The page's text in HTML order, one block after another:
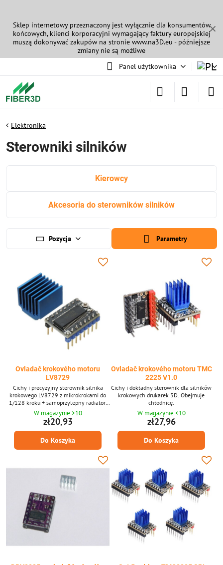
✕
Sklep internetowy przeznaczony jest wyłącznie dla konsumentów
końcowych, klienci korporacyjni wymagający faktury europejskiej
muszą dokonywać zakupów na stronie www.na3D.eu - późniejsze
zmiany nie są możliwe
Panel użytkownika
Elektronika
Sterowniki silników
Kierowcy
Akcesoria do sterowników silników
Pozycja Parametry
Ovladač krokového motoru
LV8729
Cichy i precyzyjny sterownik silnika
krokowego LV8729 z mikrokrokami do
1/128 kroku + samoprzylepny radiator,
idealny do drukarek 3D.
W magazynie >10
zł20,93
Do Koszyka
Ovladač krokového motoru TMC
2225 V1.0
Cichy i dokładny sterownik dla silników
krokowych drukarek 3D. Obejmuje
chłodnicę.
W magazynie <10
zł27,96
Do Koszyka